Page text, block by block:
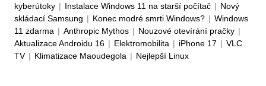
kyberútoky | Instalace Windows 11 na starší počítač | Nový
skládací Samsung | Konec modré smrti Windows? | Windows
11 zdarma | Anthropic Mythos | Nouzové otevírání pračky |
Aktualizace Androidu 16 | Elektromobilita | iPhone 17 | VLC
TV | Klimatizace Maoudegola | Nejlepší Linux